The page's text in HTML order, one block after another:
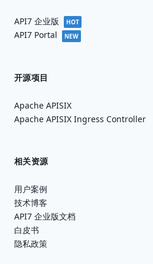
API7 企业版 HOT
API7 Portal NEW
开源项目
Apache APISIX
Apache APISIX Ingress Controller
相关资源
用户案例
技术博客
API7 企业版文档
白皮书
隐私政策